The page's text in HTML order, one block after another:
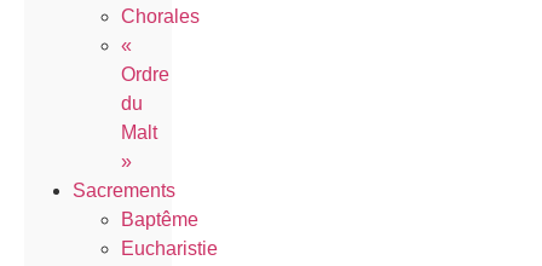
Chorales
«
Ordre
du
Malt
»
Sacrements
Baptême
Eucharistie